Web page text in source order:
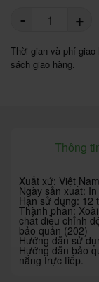
- +
Thời gian và phí
sách giao hàng.
Thông
Xuất xứ: Việt Nam
Ngày sản xuất:
Hạn sử dụng: 12
Thành phần:
chất điều chỉnh
bảo quản (202)
Hướng dẫn sử
Hướng dẫn bảo
nắng trực tiếp.